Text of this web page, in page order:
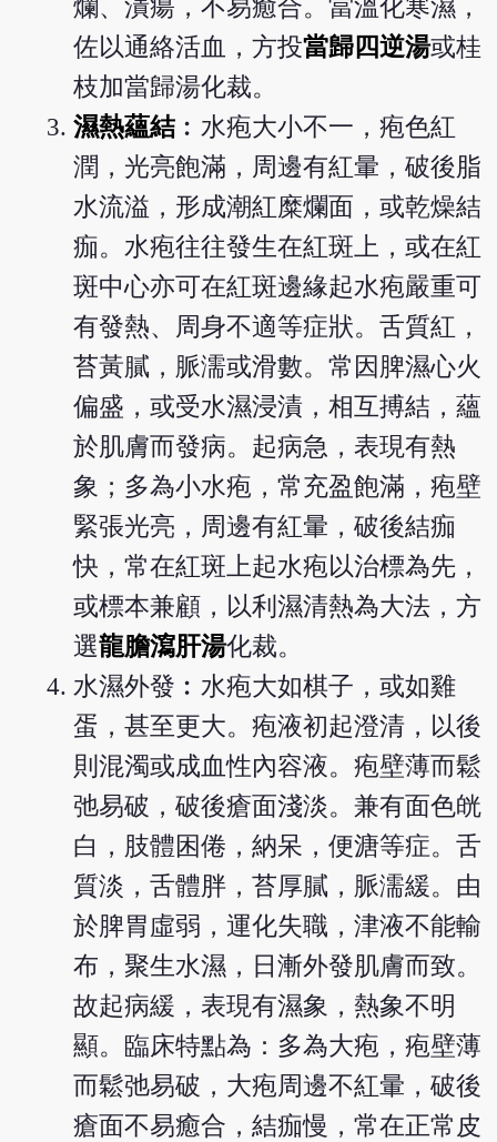
爛、潰瘍，不易癒合。當溫化寒濕，
佐以通絡活血，方投當歸四逆湯或桂
枝加當歸湯化裁。
濕熱蘊結 ︰水疱大小不一，疱色紅
潤，光亮飽滿，周邊有紅暈，破後脂
水流溢，形成潮紅糜爛面，或乾燥結
痂。水疱往往發生在紅斑上，或在紅
斑中心亦可在紅斑邊緣起水疱嚴重可
有發熱、周身不適等症狀。舌質紅，
苔黃膩，脈濡或滑數。常因脾濕心火
偏盛，或受水濕浸漬，相互搏結，蘊
於肌膚而發病。起病急，表現有熱
象；多為小水疱，常充盈飽滿，疱壁
緊張光亮，周邊有紅暈，破後結痂
快，常在紅斑上起水疱以治標為先，
或標本兼顧，以利濕清熱為大法，方
選龍膽瀉肝湯化裁。
水濕外發︰水疱大如棋子，或如雞
蛋，甚至更大。疱液初起澄清，以後
則混濁或成血性內容液。疱壁薄而鬆
弛易破，破後瘡面淺淡。兼有面色㿠
白，肢體困倦，納呆，便溏等症。舌
質淡，舌體胖，苔厚膩，脈濡緩。由
於脾胃虛弱，運化失職，津液不能輸
布，聚生水濕，日漸外發肌膚而致。
故起病緩，表現有濕象，熱象不明
顯。臨床特點為：多為大疱，疱壁薄
而鬆弛易破，大疱周邊不紅暈，破後
瘡面不易癒合，結痂慢，常在正常皮